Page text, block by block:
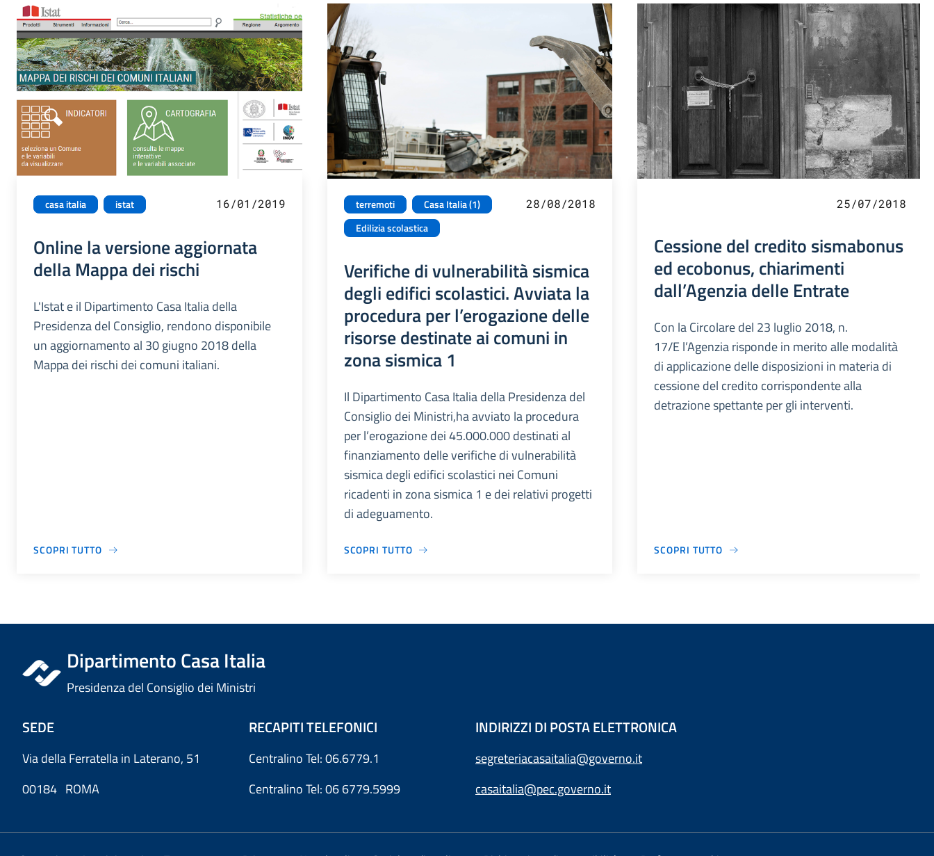
casa italia istat 16/01/2019
Online la versione aggiornata
della Mappa dei rischi
L'Istat e il Dipartimento Casa Italia della
Presidenza del Consiglio, rendono disponibile
un aggiornamento al 30 giugno 2018 della
Mappa dei rischi dei comuni italiani.
SCOPRI TUTTO
terremoti
Casa Italia (1)
Edilizia scolastica
28/08/2018
Verifiche di vulnerabilità sismica
degli edifici scolastici. Avviata la
procedura per l’erogazione delle
risorse destinate ai comuni in
zona sismica 1
Il Dipartimento Casa Italia della Presidenza del
Consiglio dei Ministri,ha avviato la procedura
per l’erogazione dei 45.000.000 destinati al
finanziamento delle verifiche di vulnerabilità
sismica degli edifici scolastici nei Comuni
ricadenti in zona sismica 1 e dei relativi progetti
di adeguamento.
SCOPRI TUTTO
25/07/2018
Cessione del credito sismabonus
ed ecobonus, chiarimenti
dall’Agenzia delle Entrate
Con la Circolare del 23 luglio 2018, n.
17/E l’Agenzia risponde in merito alle modalità
di applicazione delle disposizioni in materia di
cessione del credito corrispondente alla
detrazione spettante per gli interventi.
SCOPRI TUTTO
Dipartimento Casa Italia
Presidenza del Consiglio dei Ministri
SEDE
Via della Ferratella in Laterano, 51
00184 ROMA
RECAPITI TELEFONICI
Centralino Tel: 06.6779.1
Centralino Tel: 06 6779.5999
INDIRIZZI DI POSTA ELETTRONICA
segreteriacasaitalia@governo.it
casaitalia@pec.governo.it